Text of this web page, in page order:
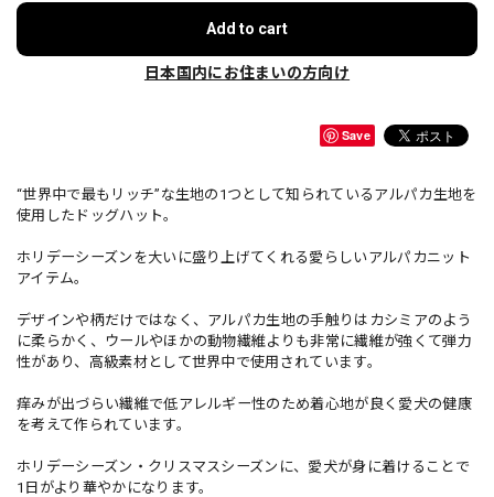
Add to cart
日本国内にお住まいの方向け
Save
“世界中で最もリッチ”な生地の1つとして知られているアルパカ生地を
使用したドッグハット。
ホリデーシーズンを大いに盛り上げてくれる愛らしいアルパカニット
アイテム。
デザインや柄だけではなく、アルパカ生地の手触りはカシミアのよう
に柔らかく、ウールやほかの動物繊維よりも非常に繊維が強くて弾力
性があり、高級素材として世界中で使用されています。
痒みが出づらい繊維で低アレルギー性のため着心地が良く愛犬の健康
を考えて作られています。
ホリデーシーズン・クリスマスシーズンに、愛犬が身に着けることで
1日がより華やかになります。